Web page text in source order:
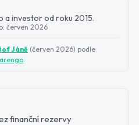
investor od roku 2015.
červen 2026
Jáně (červen 2026) podle
.
finanční rezervy